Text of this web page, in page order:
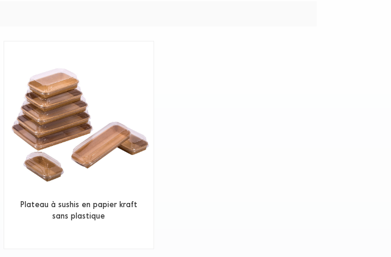
Plateau à sushis en papier kraft
sans plastique